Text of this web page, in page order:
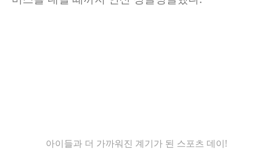
아이들과 더 가까워진 계기가 된 스포츠 데이!